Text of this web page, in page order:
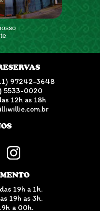
97242-3648
5533-0020
12h as 18h
19h a 1h.
19h as 3h.
a 00h.